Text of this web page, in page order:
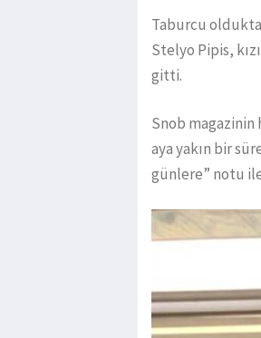
Taburcu
Stelyo Pipis,
gitti.
Snob magazinin
aya yakın bir
günlere” notu